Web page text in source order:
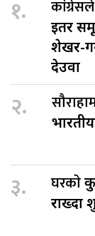
१. कांग्रेसले
इतर
शेखर-
देउवा
२.
३. घरकाे
राख्दा